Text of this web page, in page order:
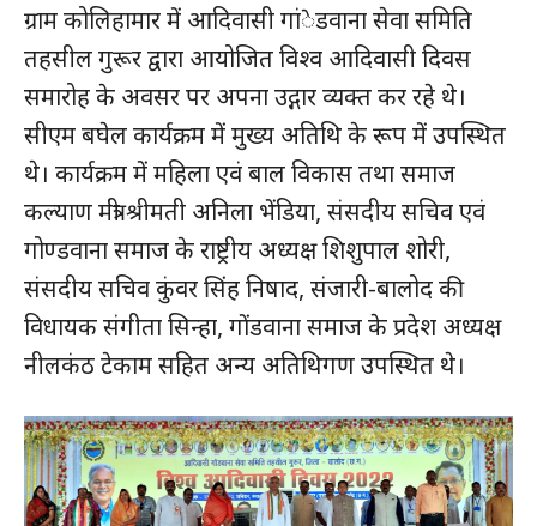
ग्राम कोलिहामार में आदिवासी गांेडवाना सेवा समिति
तहसील गुरूर द्वारा आयोजित विश्व आदिवासी दिवस
समारोह के अवसर पर अपना उद्गार व्यक्त कर रहे थे।
सीएम बघेल कार्यक्रम में मुख्य अतिथि के रूप में उपस्थित
थे। कार्यक्रम में महिला एवं बाल विकास तथा समाज
कल्याण मंत्री श्रीमती अनिला भेंडिया, संसदीय सचिव एवं
गोण्डवाना समाज के राष्ट्रीय अध्यक्ष शिशुपाल शोरी,
संसदीय सचिव कुंवर सिंह निषाद, संजारी-बालोद की
विधायक संगीता सिन्हा, गोंडवाना समाज के प्रदेश अध्यक्ष
नीलकंठ टेकाम सहित अन्य अतिथिगण उपस्थित थे।